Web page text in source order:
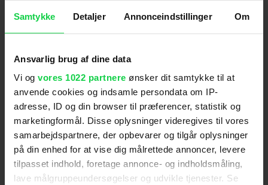
Samtykke Detaljer Annonceindstillinger Om
Ansvarlig brug af dine data
Vi og vores 1022 partnere ønsker dit samtykke til at
anvende cookies og indsamle persondata om IP-
adresse, ID og din browser til præferencer, statistik og
marketingformål. Disse oplysninger videregives til vores
samarbejdspartnere, der opbevarer og tilgår oplysninger
på din enhed for at vise dig målrettede annoncer, levere
tilpasset indhold, foretage annonce- og indholdsmåling,
lave målgruppeundersøgelser og udvikle tjenester. Se
Ny splatterfilm er åbningen på
'Saving Private Ryan' ... med
dræberbørn